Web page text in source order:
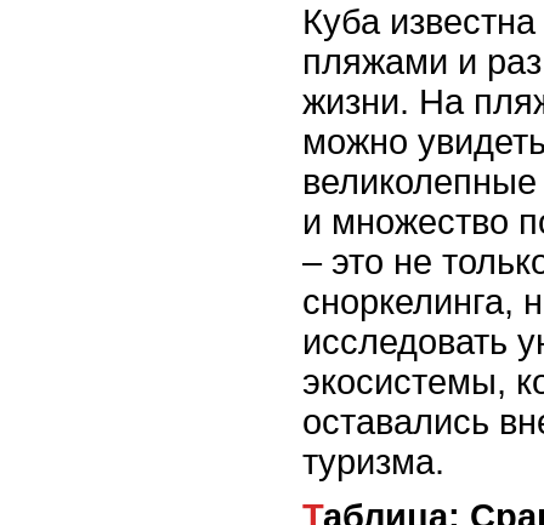
Куба
пляжами и
жизни. На
можно
и множество
– это не
сноркелинга,
исследовать
экосистемы,
оставались
туризма.
Таблица: Сравнение лучших мест